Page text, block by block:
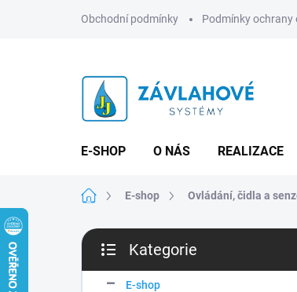
Obchodní podmínky Podmínky ochrany
E-SHOP O NÁS REALIZACE
Domů E-shop Ovládání, čidla a
P
s
kategorie
Kategorie
E-shop